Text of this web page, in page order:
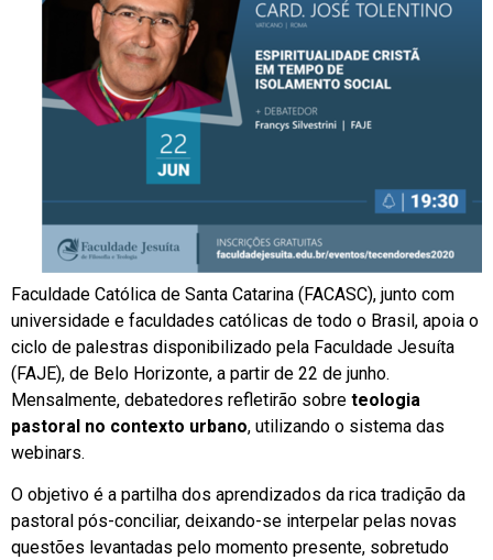
Faculdade Católica de Santa Catarina (FACASC), junto com
universidade e faculdades católicas de todo o Brasil, apoia o
ciclo de palestras disponibilizado pela Faculdade Jesuíta
(FAJE), de Belo Horizonte, a partir de 22 de junho.
Mensalmente, debatedores refletirão sobre teologia
pastoral no contexto urbano, utilizando o sistema das
webinars.
O objetivo é a partilha dos aprendizados da rica tradição da
pastoral pós-conciliar, deixando-se interpelar pelas novas
questões levantadas pelo momento presente, sobretudo